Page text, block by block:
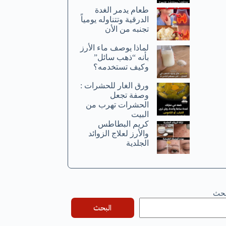
طعام يدمر الغدة
الدرقية وتتناوله يومياً
تجنبه من الأن
لماذا يوصف ماء الأرز
بأنه “ذهب سائل”
وكيف تستخدمه؟
ورق الغار للحشرات :
وصفة تجعل
الحشرات تهرب من
البيت
كريم البطاطس
والأرز لعلاج الزوائد
الجلدية
البحث